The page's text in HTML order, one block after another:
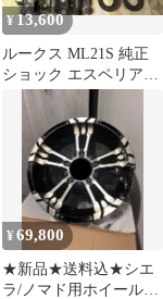
¥13,600
ルークス ML21S 純正
ショック エスペリアダ
ウンサス1台分
¥69,800
★新品★送料込★シエ
ラ/ノマド用ホイール4